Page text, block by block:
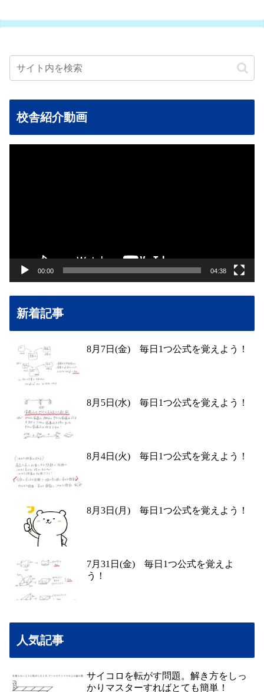
校舎紹介動画
00:00 04:38
新着記事
8月7日(金) 毎日1つ公式を覚えよう！
8月5日(水) 毎日1つ公式を覚えよう！
8月4日(火) 毎日1つ公式を覚えよう！
8月3日(月) 毎日1つ公式を覚えよう！
7月31日(金) 毎日1つ公式を覚えよ
う！
人気記事
サイコロを転がす問題。解き方をしっ
かりマスターすればとても簡単！